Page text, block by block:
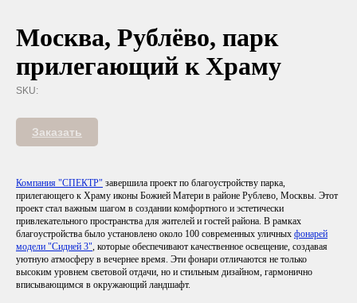
Москва, Рублёво, парк
прилегающий к Храму
SKU:
Заказать
Компания "СПЕКТР" завершила проект по благоустройству парка,
прилегающего к Храму иконы Божией Матери в районе Рублево, Москвы. Этот
проект стал важным шагом в создании комфортного и эстетически
привлекательного пространства для жителей и гостей района. В рамках
благоустройства было установлено около 100 современных уличных фонарей
модели "Сидней 3", которые обеспечивают качественное освещение, создавая
уютную атмосферу в вечернее время. Эти фонари отличаются не только
высоким уровнем световой отдачи, но и стильным дизайном, гармонично
вписывающимся в окружающий ландшафт.